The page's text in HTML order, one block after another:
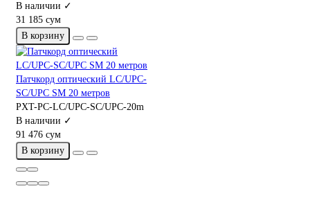
В наличии ✓
31 185 сум
В корзину
Патчкорд оптический LC/UPC-
SC/UPC SM 20 метров
PXT-PC-LC/UPC-SC/UPC-20m
В наличии ✓
91 476 сум
В корзину